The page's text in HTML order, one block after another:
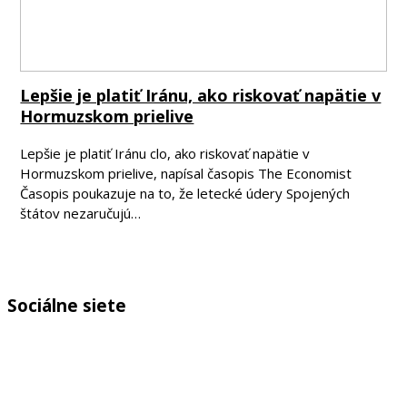
Lepšie je platiť Iránu, ako riskovať napätie v
Hormuzskom prielive
Lepšie je platiť Iránu clo, ako riskovať napätie v
Hormuzskom prielive, napísal časopis The Economist
Časopis poukazuje na to, že letecké údery Spojených
štátov nezaručujú…
Sociálne siete